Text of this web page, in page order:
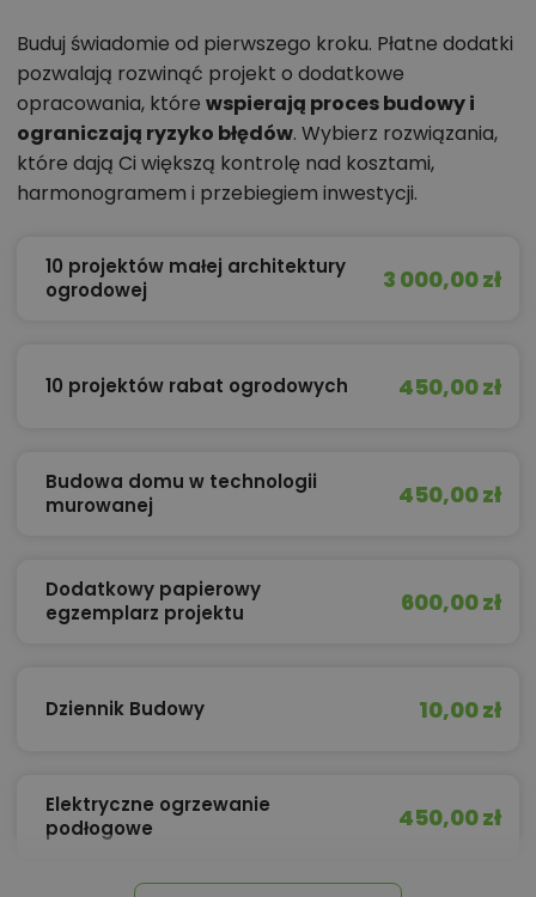
Buduj świadomie od pierwszego kroku. Płatne dodatki
pozwalają rozwinąć projekt o dodatkowe
opracowania, które wspierają proces budowy i
ograniczają ryzyko błędów. Wybierz rozwiązania,
które dają Ci większą kontrolę nad kosztami,
harmonogramem i przebiegiem inwestycji.
10 projektów małej architektury
ogrodowej
3 000,00 zł
10 projektów rabat ogrodowych 450,00 zł
Budowa domu w technologii
murowanej
450,00 zł
Dodatkowy papierowy
egzemplarz projektu
600,00 zł
Dziennik Budowy 10,00 zł
Elektryczne ogrzewanie
podłogowe
450,00 zł